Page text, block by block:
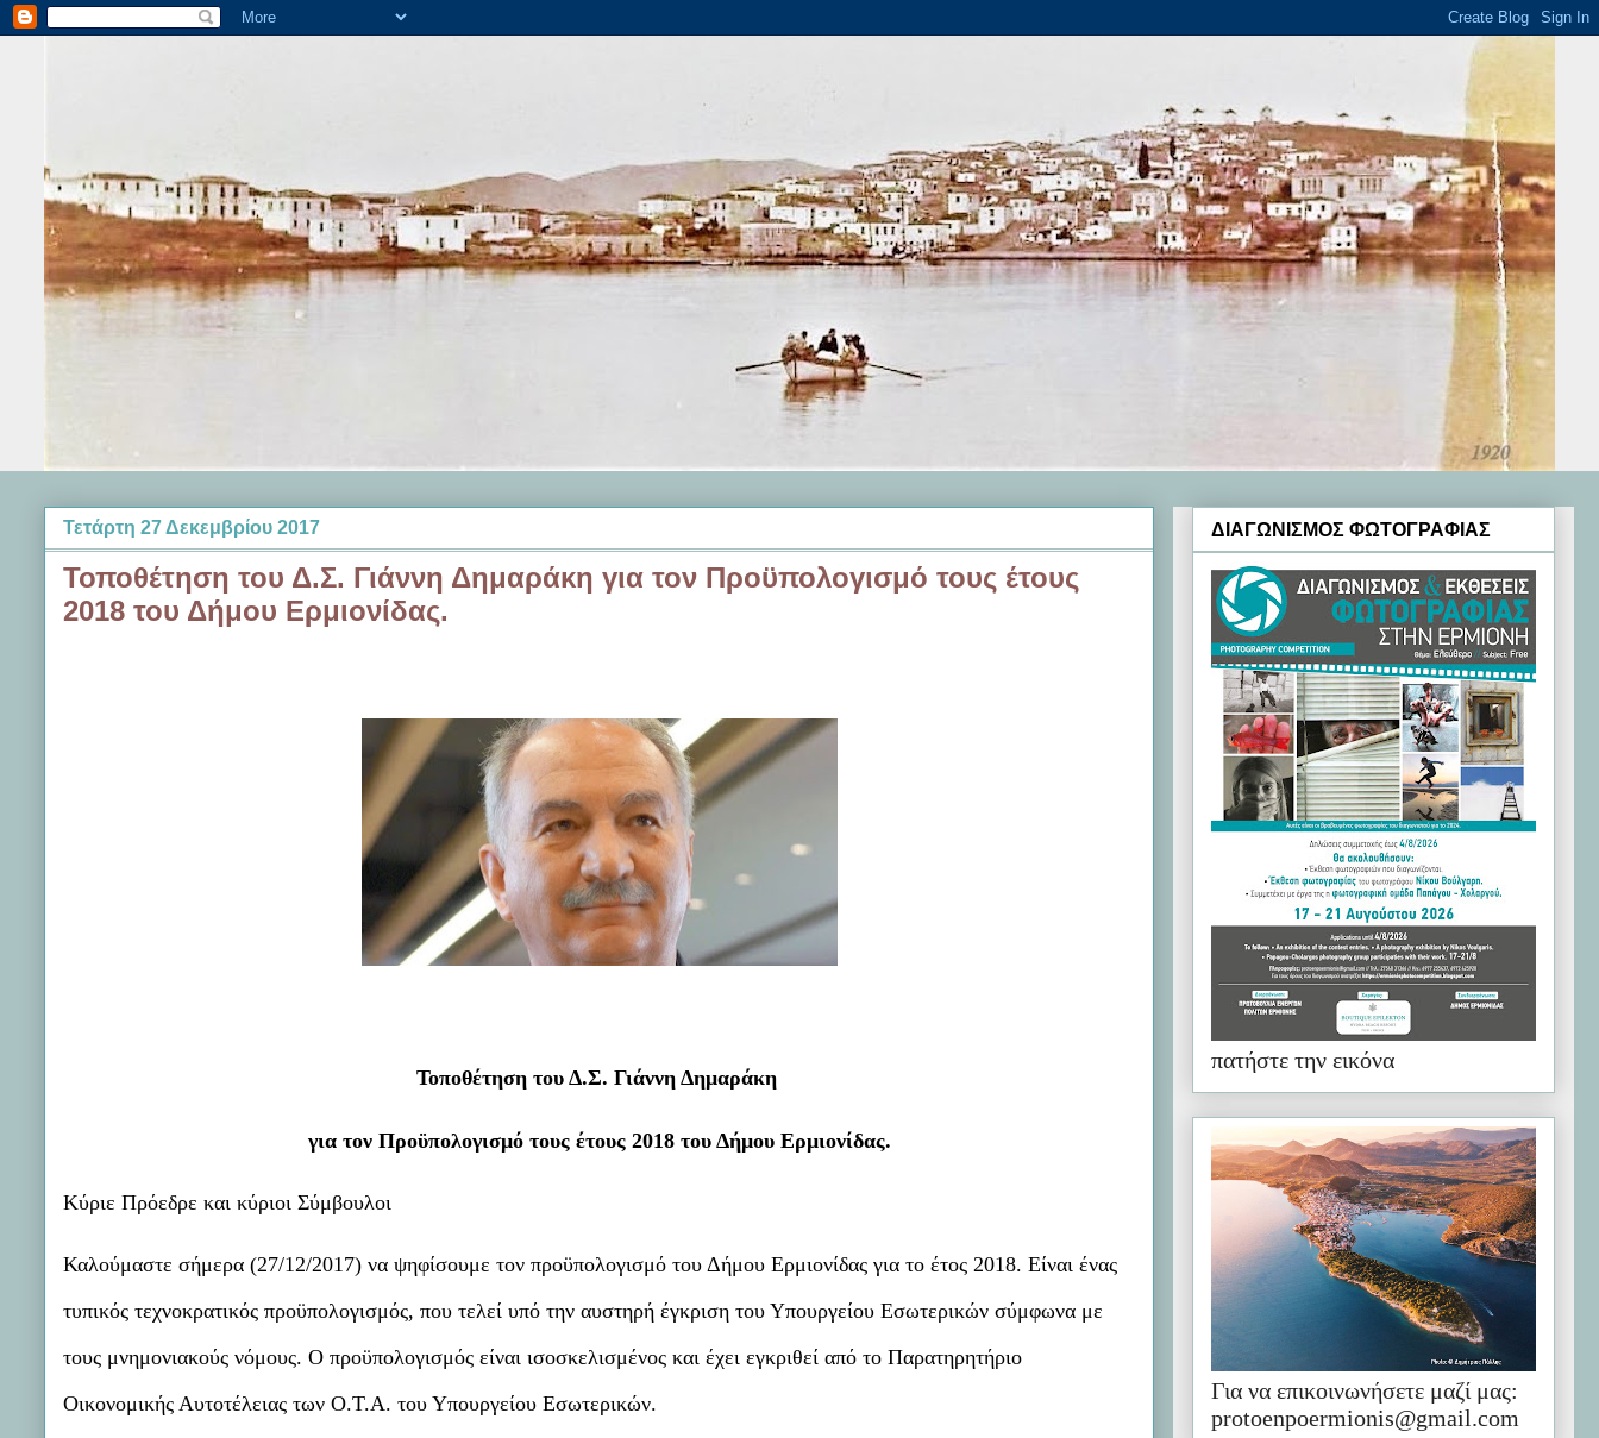
Τετάρτη 27 Δεκεμβρίου 2017
Τοποθέτηση του Δ.Σ. Γιάννη Δημαράκη για τον Προϋπολογισμό τους έτους
2018 του Δήμου Ερμιονίδας.
Τοποθέτηση του Δ.Σ. Γιάννη Δημαράκη
για τον Προϋπολογισμό τους έτους 2018 του Δήμου Ερμιονίδας.
Κύριε Πρόεδρε και κύριοι Σύμβουλοι
Καλούμαστε σήμερα (27/12/2017) να ψηφίσουμε τον προϋπολογισμό του Δήμου Ερμιονίδας για το έτος 2018. Είναι ένας
τυπικός τεχνοκρατικός προϋπολογισμός, που τελεί υπό την αυστηρή έγκριση του Υπουργείου Εσωτερικών σύμφωνα με
τους μνημονιακούς νόμους. Ο προϋπολογισμός είναι ισοσκελισμένος και έχει εγκριθεί από το Παρατηρητήριο
Οικονομικής Αυτοτέλειας των Ο.Τ.Α. του Υπουργείου Εσωτερικών.
ΔΙΑΓΩΝΙΣΜΟΣ ΦΩΤΟΓΡΑΦΙΑΣ
πατήστε την εικόνα
Για να επικοινωνήσετε μαζί μας:
protoenpoermionis@gmail.com